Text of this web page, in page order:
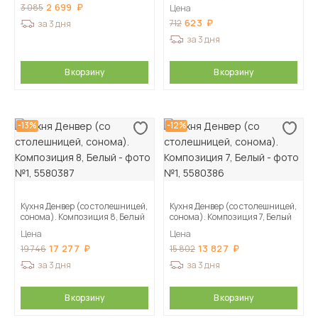
3 085 2 699
за 3 дня
В корзину
(Серия 2) Белый EW
Цена
712 623
за 3 дня
В корзину
-13%
Кухня Денвер (со столешницей,
сонома). Композиция 8, Белый
Цена
19 746 17 277
за 3 дня
В корзину
-12%
Кухня Денвер (со столешницей,
сонома). Композиция 7, Белый
Цена
15 802 13 827
за 3 дня
В корзину